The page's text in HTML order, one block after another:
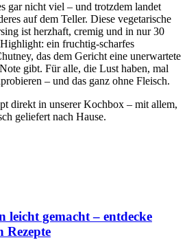
gar nicht viel – und trotzdem landet
auf dem Teller. Diese vegetarische
ist herzhaft, cremig und in nur 30
ein fruchtig-scharfes
das dem Gericht eine unerwartete
gibt. Für alle, die Lust haben, mal
– und das ganz ohne Fleisch.
direkt in unserer Kochbox – mit allem,
geliefert nach Hause.
leicht gemacht – entdecke
Rezepte